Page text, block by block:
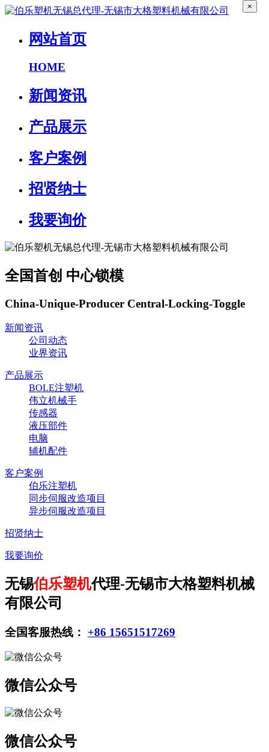
网站首页
HOME
新闻资讯
产品展示
客户案例
招贤纳士
我要询价
全国首创 中心锁模
China-Unique-Producer Central-Locking-Toggle
新闻资讯
公司动态
业界资讯
产品展示
BOLE注塑机
伟立机械手
传感器
液压部件
电脑
辅机配件
客户案例
伯乐注塑机
同步伺服改造项目
异步伺服改造项目
招贤纳士
我要询价
无锡伯乐塑机代理-无锡市大格塑料机械
有限公司
全国客服热线： +86 15651517269
微信公众号
微信公众号
×